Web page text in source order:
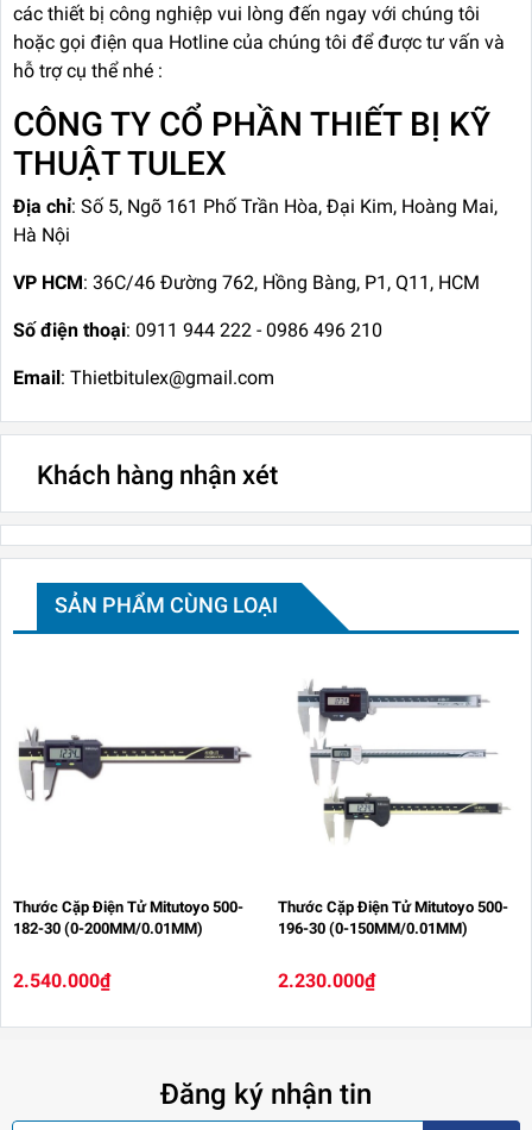
các thiết bị công nghiệp vui lòng đến ngay với chúng tôi
hoặc gọi điện qua Hotline của chúng tôi để được tư vấn và
hỗ trợ cụ thể nhé :
CÔNG TY CỔ PHẦN THIẾT BỊ KỸ
THUẬT TULEX
Địa chỉ: Số 5, Ngõ 161 Phố Trần Hòa, Đại Kim, Hoàng Mai,
Hà Nội
VP HCM: 36C/46 Đường 762, Hồng Bàng, P1, Q11, HCM
Số điện thoại: 0911 944 222 - 0986 496 210
Email: Thietbitulex@gmail.com
Khách hàng nhận xét
SẢN PHẨM CÙNG LOẠI
Thước Cặp Điện Tử Mitutoyo 500-
182-30 (0-200MM/0.01MM)
2.540.000₫
Thước Cặp Điện Tử Mitutoyo 500-
196-30 (0-150MM/0.01MM)
2.230.000₫
Đăng ký nhận tin